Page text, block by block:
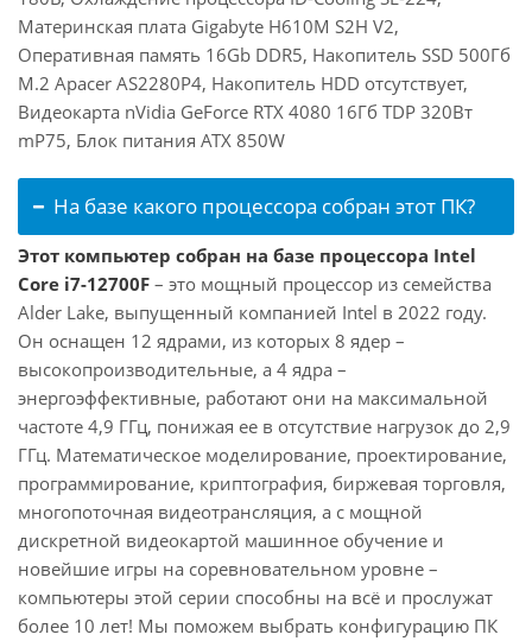
Материнская плата Gigabyte H610M S2H V2,
Оперативная память 16Gb DDR5, Накопитель SSD 500Гб
M.2 Apacer AS2280P4, Накопитель HDD отсутствует,
Видеокарта nVidia GeForce RTX 4080 16Гб TDP 320Вт
mP75, Блок питания ATX 850W
На базе какого процессора собран этот ПК?
Этот компьютер собран на базе процессора Intel
Core i7-12700F – это мощный процессор из семейства
Alder Lake, выпущенный компанией Intel в 2022 году.
Он оснащен 12 ядрами, из которых 8 ядер –
высокопроизводительные, а 4 ядра –
энергоэффективные, работают они на максимальной
частоте 4,9 ГГц, понижая ее в отсутствие нагрузок до 2,9
ГГц. Математическое моделирование, проектирование,
программирование, криптография, биржевая торговля,
многопоточная видеотрансляция, а с мощной
дискретной видеокартой машинное обучение и
новейшие игры на соревновательном уровне –
компьютеры этой серии способны на всё и прослужат
более 10 лет! Мы поможем выбрать конфигурацию ПК